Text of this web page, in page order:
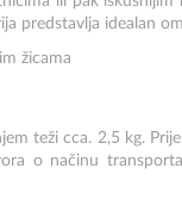
predstavlja idealan
žicama
teži cca. 2,5 kg.
o načinu